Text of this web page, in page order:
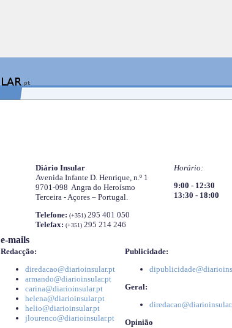
Diário Insular
Avenida Infante D. Henrique, n.º 1
9701-098 Angra do Heroísmo
Terceira - Açores – Portugal.
Telefone: (+351)295 401 050
Telefax: (+351)295 214 246
Horário:
9:00 - 12:30
13:30 - 18:00
e-mails
Redacção:
diredacao@diarioinsular.pt
armando@diarioinsular.pt
carina@diarioinsular.pt
helena@diarioinsular.pt
helio@diarioinsular.pt
jlourenco@diarioinsular.pt
Publicidade:
Geral:
Opinião